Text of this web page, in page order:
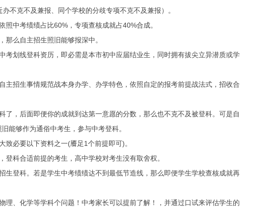
克不及兼报、同个学校的分歧专项不克不及兼报）。
中考绩绩占比60%，专项查核成就占40%合成。
么自主招生照旧能够报深中。
划线登科资历，即必需是本市初中应届结业生，同时拥有拔尖立异潜质或学
招生事情规范战本身办学、办学特色，依照自定的报考前提战法式，招收合
，后面即便你的成就到达第一意愿的分数，那么也不克不及被登科。可是自
能够作为通俗中考生，参与中考登科。
必要以下资料之一(餍足1个前提即可)。
科合适前提的考生，高中学校对考生没有取舍权。
登科。若是学生中考绩绩达不到最低节造线，那么即便学生学校查核成就再
、化学等学科个问题！中考家长可以提前了解！，并通过口试来评估学生的